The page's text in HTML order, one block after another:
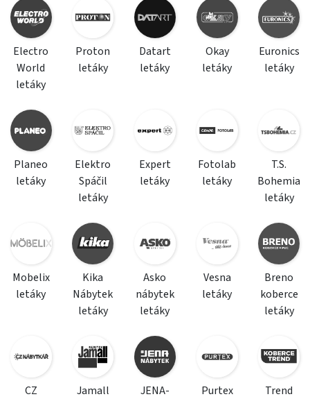
Electro
World
letáky
Proton
letáky
Datart
letáky
Okay
letáky
Euronics
letáky
Planeo
letáky
Elektro
Spáčil
letáky
Expert
letáky
Fotolab
letáky
T.S.
Bohemia
letáky
Mobelix
letáky
Kika
Nábytek
letáky
Asko
nábytek
letáky
Vesna
letáky
Breno
koberce
letáky
CZ
Jamall
JENA-
Purtex
Trend